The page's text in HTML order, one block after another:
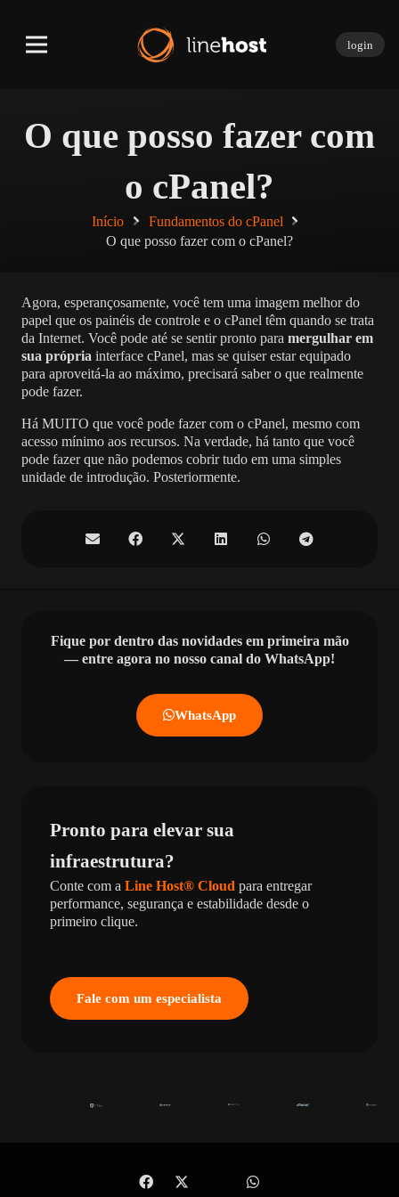
login
O que posso fazer com
o cPanel?
Início
Fundamentos do cPanel
O que posso fazer com o cPanel?
Agora, esperançosamente, você tem uma imagem melhor do
papel que os painéis de controle e o cPanel têm quando se trata
da Internet. Você pode até se sentir pronto para mergulhar em
sua própria interface cPanel, mas se quiser estar equipado
para aproveitá-la ao máximo, precisará saber o que realmente
pode fazer.
Há MUITO que você pode fazer com o cPanel, mesmo com
acesso mínimo aos recursos. Na verdade, há tanto que você
pode fazer que não podemos cobrir tudo em uma simples
unidade de introdução. Posteriormente.
Fique por dentro das novidades em primeira mão
— entre agora no nosso canal do WhatsApp!
WhatsApp
Pronto para elevar sua
infraestrutura?
Conte com a Line Host® Cloud para entregar
performance, segurança e estabilidade desde o
primeiro clique.
Fale com um especialista